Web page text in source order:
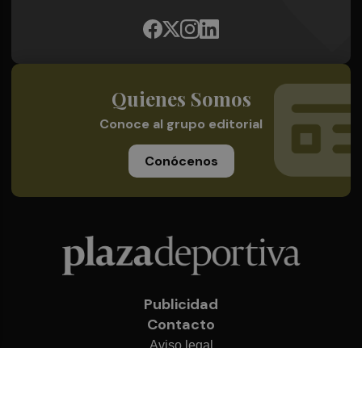
Quienes Somos
Conoce al grupo editorial
Conócenos
Publicidad
Contacto
Aviso legal